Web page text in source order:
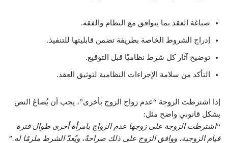
صياغة العقد بما يتوافق مع النظام والفقه.
إدراج الشروط الخاصة بطريقة تضمن قابليتها للتنفيذ.
توضيح آثار كل شرط نظاميًا قبل التوقيع.
التأكد من سلامة الإجراءات النظامية لتوثيق العقد.
إذا اشترطت الزوجة “عدم زواج الزوج بأخرى”، يجب أن يُصاغ النص
بشكل قانوني واضح مثل:
“اشترطت الزوجة على زوجها عدم الزواج بامرأة أخرى طوال فترة
قيام الزوجية، ووافق الزوج على ذلك صراحةً، ويُعدّ الشرط ملزمًا له.”